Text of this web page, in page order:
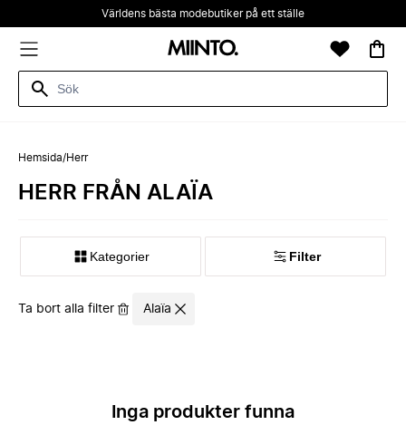
Världens bästa modebutiker på ett ställe
Hemsida/Herr
HERR FRÅN ALAÏA
Kategorier Filter
Ta bort alla filter Alaïa
Inga produkter funna